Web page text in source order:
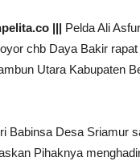
||| Pelda Ali
chb Daya Bakir
Utara Kabupaten
Babinsa Desa Sriamur
Pihaknya